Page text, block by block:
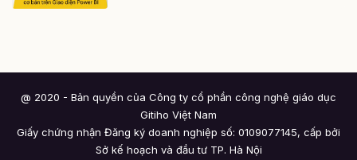
@ 2020 - Bản quyền của Công ty cổ phần công nghệ giáo dục
Gitiho Việt Nam
Giấy chứng nhận Đăng ký doanh nghiệp số: 0109077145, cấp bởi
Sở kế hoạch và đầu tư TP. Hà Nội